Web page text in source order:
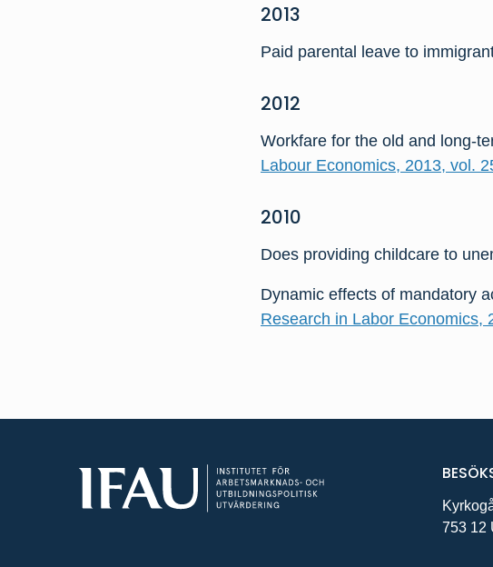
2013
Paid parental leave to
2012
Workfare for the old and long-
Labour Economics, 2013, vol.
2010
Does providing childcare to
Dynamic effects of mandatory
Research in Labor Economics,
753 12